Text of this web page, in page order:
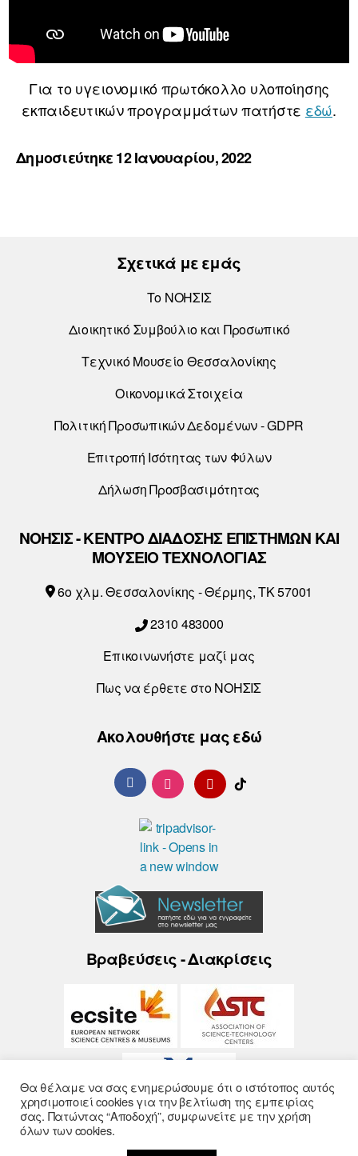
Για το υγειονομικό πρωτόκολλο υλοποίησης
εκπαιδευτικών προγραμμάτων πατήστε εδώ.
Δημοσιεύτηκε 12 Ιανουαρίου, 2022
Σχετικά με εμάς
Το ΝΟΗΣΙΣ
Διοικητικό Συμβούλιο και Προσωπικό
Τεχνικό Μουσείο Θεσσαλονίκης
Οικονομικά Στοιχεία
Πολιτική Προσωπικών Δεδομένων - GDPR
Επιτροπή Ισότητας των Φύλων
Δήλωση Προσβασιμότητας
ΝΟΗΣΙΣ - ΚΕΝΤΡΟ ΔΙΑΔΟΣΗΣ ΕΠΙΣΤΗΜΩΝ ΚΑΙ
ΜΟΥΣΕΙΟ ΤΕΧΝΟΛΟΓΙΑΣ
6o χλμ. Θεσσαλονίκης - Θέρμης, ΤΚ 57001
2310 483000
Επικοινωνήστε μαζί μας
Πως να έρθετε στο ΝΟΗΣΙΣ
Ακολουθήστε μας εδώ
Βραβεύσεις - Διακρίσεις
Θα θέλαμε να σας ενημερώσουμε ότι ο ιστότοπος αυτός
χρησιμοποιεί cookies για την βελτίωση της εμπειρίας
σας. Πατώντας “Αποδοχή”, συμφωνείτε με την χρήση
όλων των cookies.